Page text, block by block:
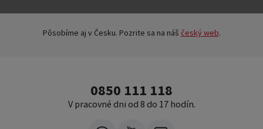
Pôsobíme aj v Česku. Pozrite sa na náš český web.
0850 111 118
V pracovné dni od 8 do 17 hodín.